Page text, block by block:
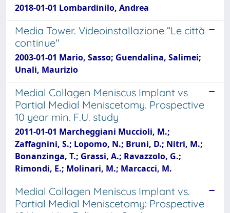
2018-01-01 Lombardinilo, Andrea
Media Tower. Videoinstallazione “Le città
continue"
2003-01-01 Mario, Sasso; Guendalina, Salimei;
Unali, Maurizio
Medial Collagen Meniscus Implant vs
Partial Medial Meniscetomy. Prospective
10 year min. F.U. study
2011-01-01 Marcheggiani Muccioli, M.;
Zaffagnini, S.; Lopomo, N.; Bruni, D.; Nitri, M.;
Bonanzinga, T.; Grassi, A.; Ravazzolo, G.;
Rimondi, E.; Molinari, M.; Marcacci, M.
Medial Collagen Meniscus Implant vs.
Partial Medial Meniscetomy: Prospective